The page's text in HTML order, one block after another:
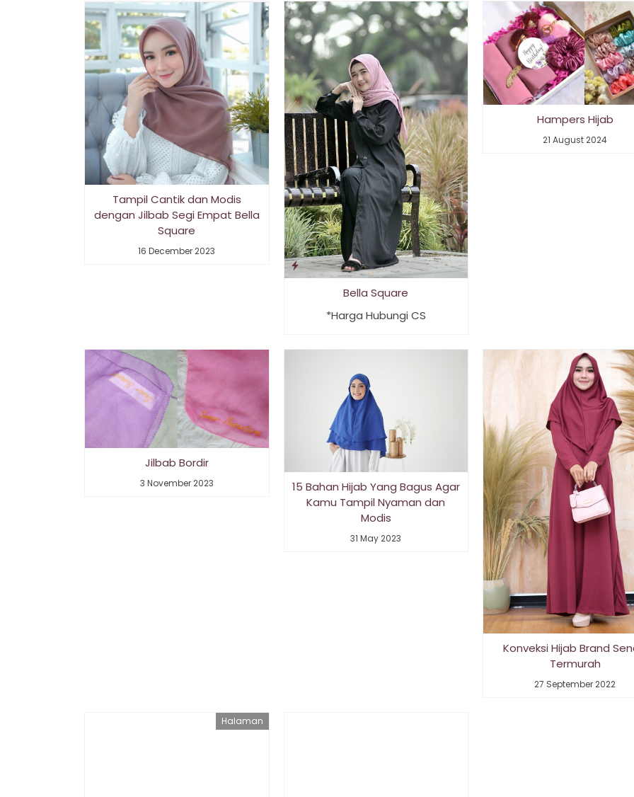
Tampil Cantik dan Modis
dengan Jilbab Segi Empat Bella
Square
16 December 2023
Bella Square
*Harga Hubungi CS
Hampers Hijab
21 August 2024
Jilbab Bordir
3 November 2023
15 Bahan Hijab Yang Bagus Agar
Kamu Tampil Nyaman dan
Modis
31 May 2023
Konveksi Hijab Brand
Termurah
27 September 2022
Halaman